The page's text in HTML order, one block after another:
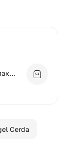
Cerda